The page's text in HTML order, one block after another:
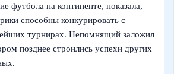
футбола на континенте, показала,
способны конкурировать с
турнирах. Непомнящий заложил
позднее строились успехи других